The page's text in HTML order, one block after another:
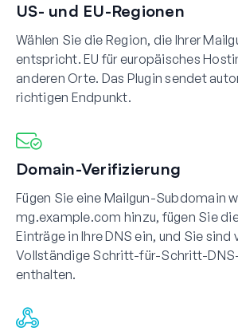
US- und EU-Regionen
Wählen Sie die Region, die Ihrer
entspricht. EU für europäisches
anderen Orte. Das Plugin sendet
richtigen Endpunkt.
Domain-Verifizierung
Fügen Sie eine Mailgun-Subdomain
mg.example.com hinzu, fügen Sie
Einträge in Ihre DNS ein, und Sie
Vollständige Schritt-für-Schritt-
enthalten.